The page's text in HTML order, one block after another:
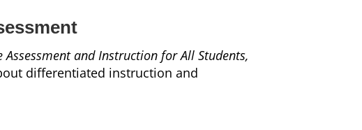
and Instruction for All Students,
differentiated instruction and